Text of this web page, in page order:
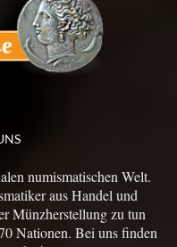
numismatischen Welt.
aus Handel und
Münzherstellung zu tun
Nationen. Bei uns finden